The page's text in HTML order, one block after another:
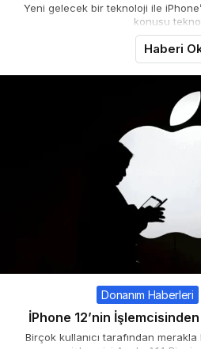
Yeni gelecek bir teknoloji ile
konusu
Haberi
Donanım Haberleri
İPhone 12’nin
Birçok kullanıcı tarafından